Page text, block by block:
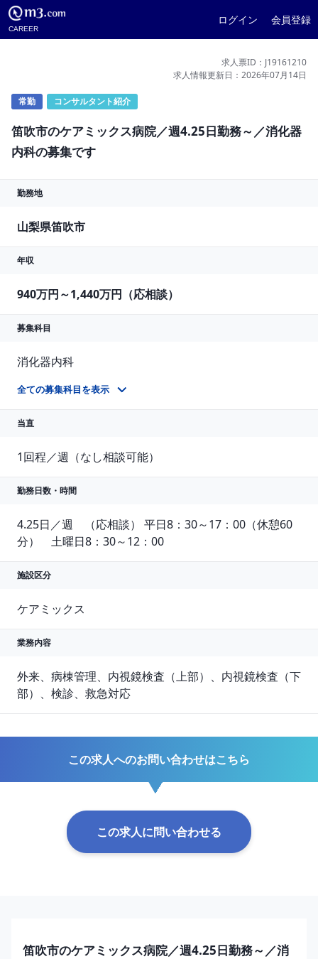
CAREER
ログイン 会員登録
求人票ID：J19161210
求人情報更新日：2026年07月14日
常勤 コンサルタント紹介
笛吹市のケアミックス病院／週4.25日勤務～／消化器
内科の募集です
勤務地
山梨県笛吹市
年収
940万円～1,440万円（応相談）
募集科目
消化器内科
全ての募集科目を表示
当直
1回程／週（なし相談可能）
勤務日数・時間
4.25日／週　（応相談） 平日8：30～17：00（休憩60
分）　土曜日8：30～12：00
施設区分
ケアミックス
業務内容
外来、病棟管理、内視鏡検査（上部）、内視鏡検査（下
部）、検診、救急対応
この求人へのお問い合わせはこちら
この求人に問い合わせる
笛吹市のケアミックス病院／週4.25日勤務～／消